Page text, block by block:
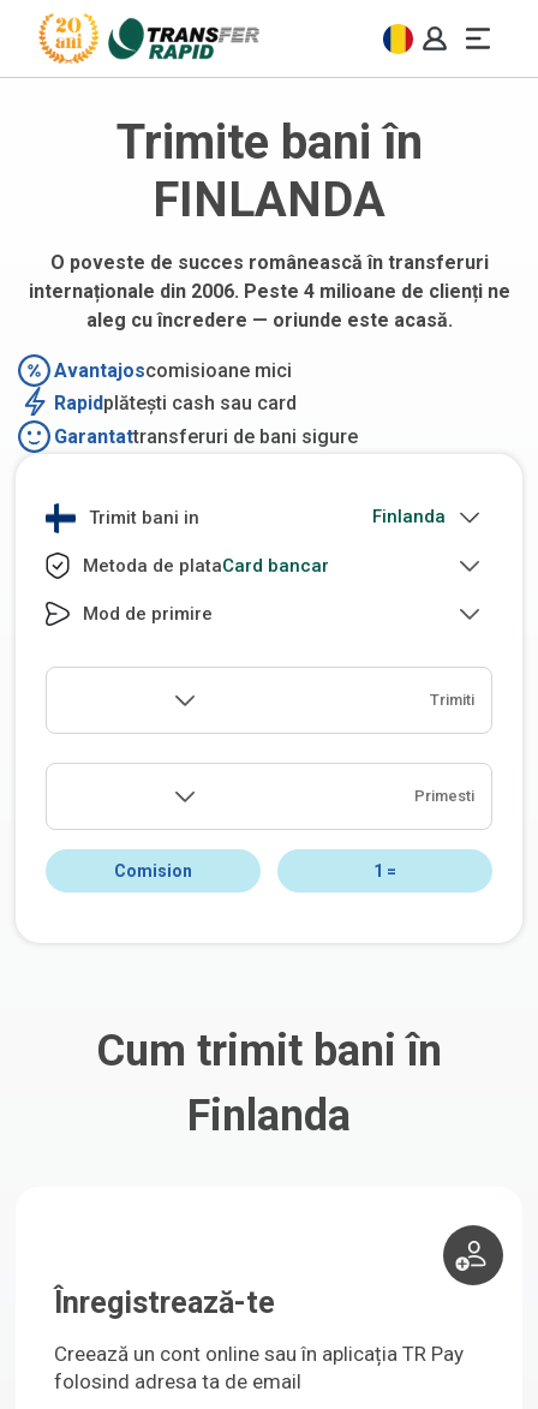
Trimite bani în
FINLANDA
O poveste de succes românească în transferuri
internaționale din 2006. Peste 4 milioane de clienți ne
aleg cu încredere — oriunde este acasă.
Avantajoscomisioane mici
Rapidplătești cash sau card
Garantattransferuri de bani sigure
Trimit bani in
Metoda de plataCard bancar
Mod de primire
Trimiti
Primesti
Comision 1 =
Cum trimit bani în
Finlanda
Înregistrează-te
Creează un cont online sau în aplicația TR Pay
folosind adresa ta de email